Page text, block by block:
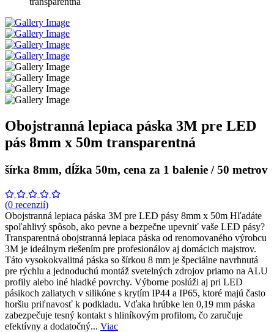
Obojstranná lepiaca páska 3M pre LED
pás 8mm x 50m transparentná
šírka 8mm, dĺžka 50m, cena za 1 balenie / 50 metrov
(0 recenzií)
Obojstranná lepiaca páska 3M pre LED pásy 8mm x 50m Hľadáte
spoľahlivý spôsob, ako pevne a bezpečne upevniť vaše LED pásy?
Transparentná obojstranná lepiaca páska od renomovaného výrobcu
3M je ideálnym riešením pre profesionálov aj domácich majstrov.
Táto vysokokvalitná páska so šírkou 8 mm je špeciálne navrhnutá
pre rýchlu a jednoduchú montáž svetelných zdrojov priamo na ALU
profily alebo iné hladké povrchy. Výborne poslúži aj pri LED
pásikoch zaliatych v silikóne s krytím IP44 a IP65, ktoré majú často
horšiu priľnavosť k podkladu. Vďaka hrúbke len 0,19 mm páska
zabezpečuje tesný kontakt s hliníkovým profilom, čo zaručuje
efektívny a dodatočný... Viac